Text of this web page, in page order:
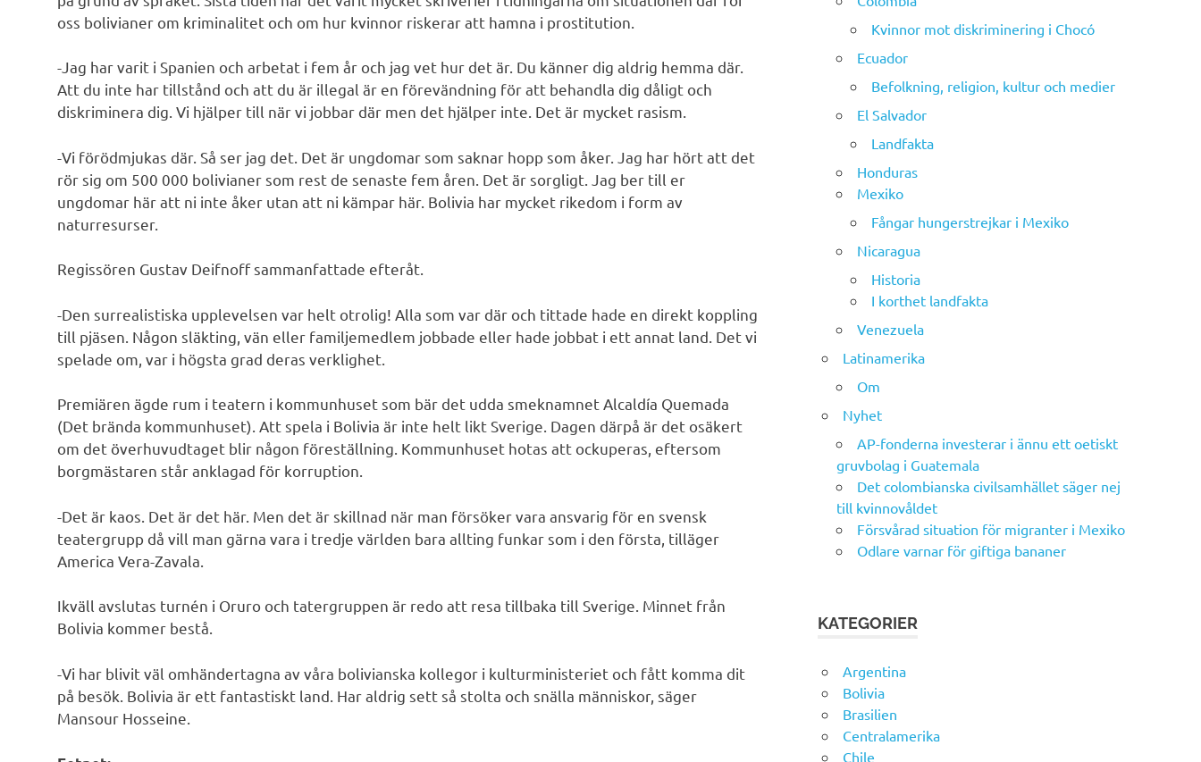
oss bolivianer om kriminalitet och om hur kvinnor riskerar att hamna i prostitution.
-Jag har varit i Spanien och arbetat i fem år och jag vet hur det är. Du känner dig aldrig hemma där.
Att du inte har tillstånd och att du är illegal är en förevändning för att behandla dig dåligt och
diskriminera dig. Vi hjälper till när vi jobbar där men det hjälper inte. Det är mycket rasism.
-Vi förödmjukas där. Så ser jag det. Det är ungdomar som saknar hopp som åker. Jag har hört att det
rör sig om 500 000 bolivianer som rest de senaste fem åren. Det är sorgligt. Jag ber till er
ungdomar här att ni inte åker utan att ni kämpar här. Bolivia har mycket rikedom i form av
naturresurser.
Regissören Gustav Deifnoff sammanfattade efteråt.
-Den surrealistiska upplevelsen var helt otrolig! Alla som var där och tittade hade en direkt koppling
till pjäsen. Någon släkting, vän eller familjemedlem jobbade eller hade jobbat i ett annat land. Det vi
spelade om, var i högsta grad deras verklighet.
Premiären ägde rum i teatern i kommunhuset som bär det udda smeknamnet Alcaldía Quemada
(Det brända kommunhuset). Att spela i Bolivia är inte helt likt Sverige. Dagen därpå är det osäkert
om det överhuvudtaget blir någon föreställning. Kommunhuset hotas att ockuperas, eftersom
borgmästaren står anklagad för korruption.
-Det är kaos. Det är det här. Men det är skillnad när man försöker vara ansvarig för en svensk
teatergrupp då vill man gärna vara i tredje världen bara allting funkar som i den första, tilläger
America Vera-Zavala.
Ikväll avslutas turnén i Oruro och tatergruppen är redo att resa tillbaka till Sverige. Minnet från
Bolivia kommer bestå.
-Vi har blivit väl omhändertagna av våra bolivianska kollegor i kulturministeriet och fått komma dit
på besök. Bolivia är ett fantastiskt land. Har aldrig sett så stolta och snälla människor, säger
Mansour Hosseine.
Kvinnor mot diskriminering i Chocó
Ecuador
Befolkning, religion, kultur och medier
El Salvador
Landfakta
Honduras
Mexiko
Fångar hungerstrejkar i Mexiko
Nicaragua
Historia
I korthet landfakta
Venezuela
Latinamerika
Om
Nyhet
AP-fonderna investerar i ännu ett oetiskt
gruvbolag i Guatemala
Det colombianska civilsamhället säger nej
till kvinnovåldet
Försvårad situation för migranter i Mexiko
Odlare varnar för giftiga bananer
KATEGORIER
Argentina
Bolivia
Brasilien
Centralamerika
Chile